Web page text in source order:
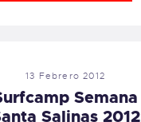
13 Febrero 2012
Semana
Salinas 2012